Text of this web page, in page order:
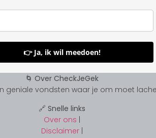
👉 Ja, ik wil meedoen!
🌀 Over CheckJeGek
geniale vondsten waar je om moet
🔗 Snelle links
Over ons |
Disclaimer |